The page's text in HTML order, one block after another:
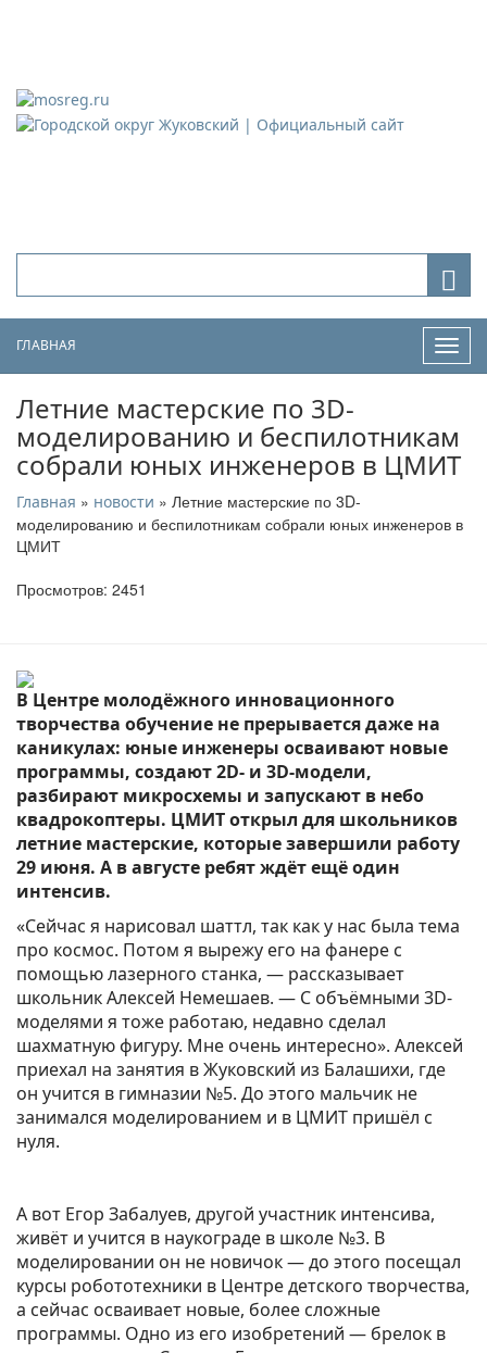
ГЛАВНАЯ
Летние мастерские по 3D-
моделированию и беспилотникам
собрали юных инженеров в ЦМИТ
Главная » новости » Летние мастерские по 3D-
моделированию и беспилотникам собрали юных инженеров в
ЦМИТ
Просмотров: 2451
В Центре молодёжного инновационного
творчества обучение не прерывается даже на
каникулах: юные инженеры осваивают новые
программы, создают 2D- и 3D-модели,
разбирают микросхемы и запускают в небо
квадрокоптеры. ЦМИТ открыл для школьников
летние мастерские, которые завершили работу
29 июня. А в августе ребят ждёт ещё один
интенсив.
«Сейчас я нарисовал шаттл, так как у нас была тема
про космос. Потом я вырежу его на фанере с
помощью лазерного станка, — рассказывает
школьник Алексей Немешаев. — С объёмными 3D-
моделями я тоже работаю, недавно сделал
шахматную фигуру. Мне очень интересно». Алексей
приехал на занятия в Жуковский из Балашихи, где
он учится в гимназии №5. До этого мальчик не
занимался моделированием и в ЦМИТ пришёл с
нуля.
А вот Егор Забалуев, другой участник интенсива,
живёт и учится в наукограде в школе №3. В
моделировании он не новичок — до этого посещал
курсы робототехники в Центре детского творчества,
а сейчас осваивает новые, более сложные
программы. Одно из его изобретений — брелок в